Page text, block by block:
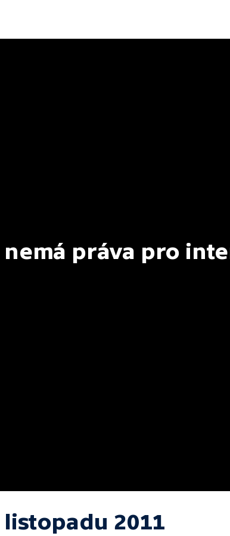
nemá práva pro
listopadu 2011